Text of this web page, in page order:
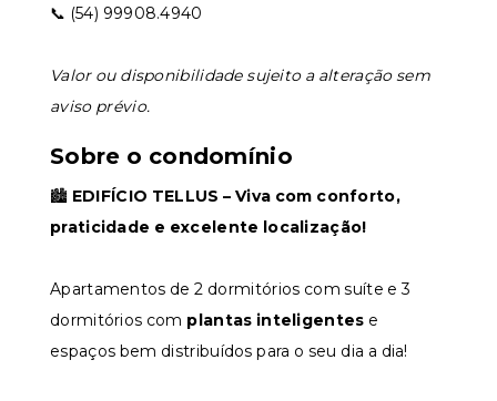
📞 (54) 99908.4940
Valor ou disponibilidade sujeito a alteração sem
aviso prévio.
Sobre o condomínio
🏙️ EDIFÍCIO TELLUS – Viva com conforto,
praticidade e excelente localização!
Apartamentos de 2 dormitórios com suíte e 3
dormitórios com plantas inteligentes e
espaços bem distribuídos para o seu dia a dia!